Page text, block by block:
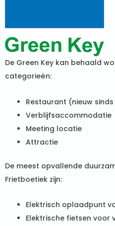
De Green Key kan behaald
categorieën:
Restaurant (nieuw sinds
Verblijfsaccommodatie
Meeting locatie
Attractie
De meest opvallende
Frietboetiek zijn:
Elektrisch oplaadpunt
Elektrische fietsen voor